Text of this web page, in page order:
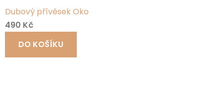
Dubový přívěsek Oko
490 Kč
DO KOŠÍKU